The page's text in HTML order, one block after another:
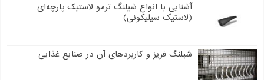
آشنایی با انواع شیلنگ ترمو لاستیک پارچه‌ای
(لاستیک سیلیکونی)
شیلنگ فریز و کاربردهای آن در صنایع غذایی